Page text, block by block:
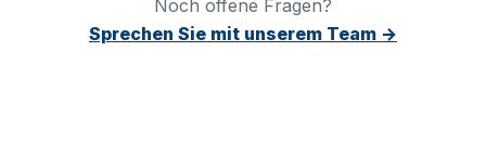
Noch offene Fragen?
Sprechen Sie mit unserem Team →